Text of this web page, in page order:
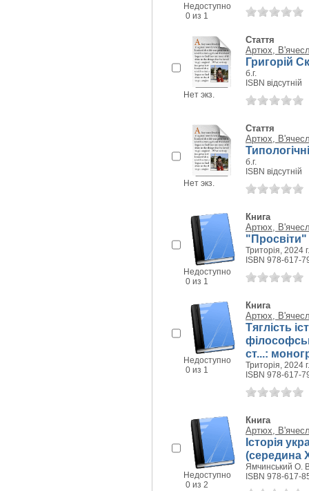
Недоступно
0 из 1
Нет экз.
Стаття
Артюх,
Григорій
б.г.
ISBN відсутній
Нет экз.
Стаття
Артюх,
б.г.
ISBN відсутній
Недоступно
0 из 1
Книга
Артюх,
Триторія, 2024 г.
ISBN 978-617-
Недоступно
0 из 1
Книга
Артюх,
Тяглість
ст...:
Триторія, 2024 г.
ISBN 978-617-
Недоступно
0 из 2
Книга
Артюх,
Історія
(середина
Ямчинський О.
ISBN 978-617-